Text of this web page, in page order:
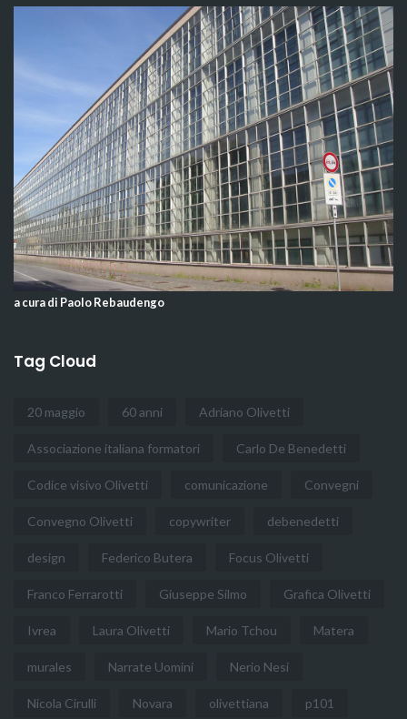
a cura di Paolo Rebaudengo
Tag Cloud
20 maggio 60 anni Adriano Olivetti
Associazione italiana formatori Carlo De Benedetti
Codice visivo Olivetti comunicazione Convegni
Convegno Olivetti copywriter debenedetti
design Federico Butera Focus Olivetti
Franco Ferrarotti Giuseppe Silmo Grafica Olivetti
Ivrea Laura Olivetti Mario Tchou Matera
murales Narrate Uomini Nerio Nesi
Nicola Cirulli Novara olivettiana p101